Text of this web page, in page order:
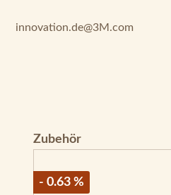
innovation.de@3M.com
Produktgalerie überspringen
Zubehör
- 0.63 %